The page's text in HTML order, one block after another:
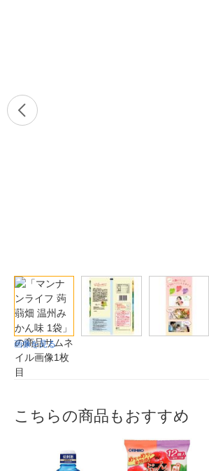
画像を見る
こちらの商品もおすすめ